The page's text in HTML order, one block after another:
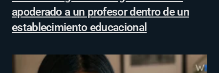
apoderado a un profesor dentro de un
establecimiento educacional